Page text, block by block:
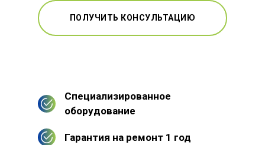
ПОЛУЧИТЬ КОНСУЛЬТАЦИЮ
Специализированное
оборудование
Гарантия на ремонт 1 год